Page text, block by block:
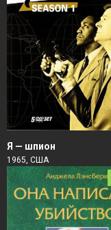
Я — шпион
1965, США